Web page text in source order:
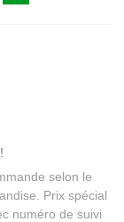
selon le
Prix spécial
numéro de suivi